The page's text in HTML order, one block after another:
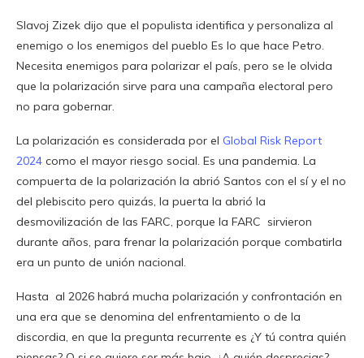
Slavoj Zizek dijo que el populista identifica y personaliza al
enemigo o los enemigos del pueblo Es lo que hace Petro.
Necesita enemigos para polarizar el país, pero se le olvida
que la polarización sirve para una campaña electoral pero
no para gobernar.
La polarización es considerada por el Global Risk Report
2024 como el mayor riesgo social. Es una pandemia. La
compuerta de la polarización la abrió Santos con el sí y el no
del plebiscito pero quizás, la puerta la abrió la
desmovilización de las FARC, porque la FARC sirvieron
durante años, para frenar la polarización porque combatirla
era un punto de unión nacional.
Hasta al 2026 habrá mucha polarización y confrontación en
una era que se denomina del enfrentamiento o de la
discordia, en que la pregunta recurrente es ¿Y tú contra quién